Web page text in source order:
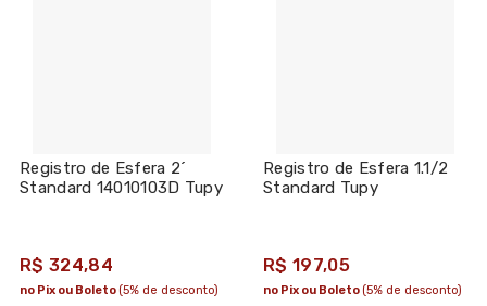
Registro de Esfera 2´
Standard 14010103D Tupy
R$ 324,84
no Pix ou Boleto(5% de desconto)
Registro de Esfera 1.1/2
Standard Tupy
R$ 197,05
no Pix ou Boleto(5% de desconto)